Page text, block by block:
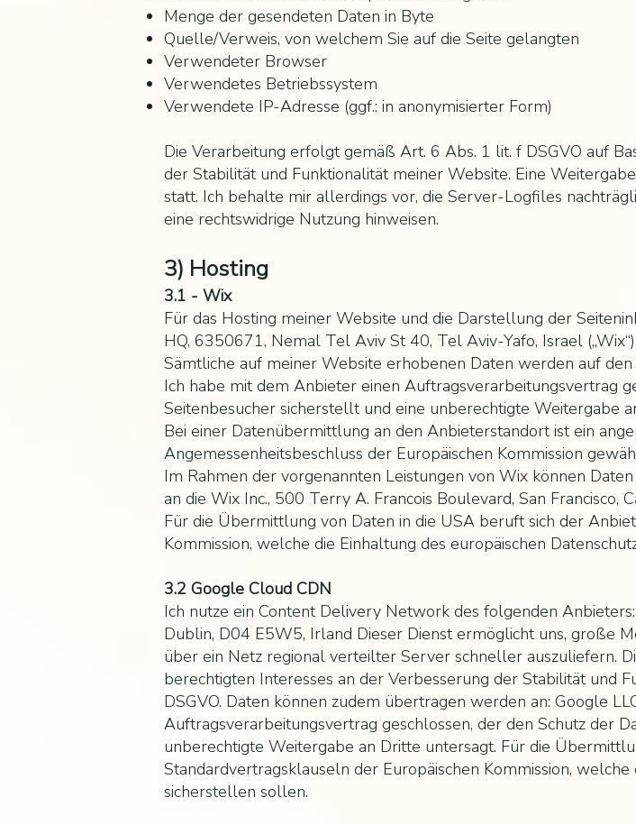
Menge der gesendeten Daten in Byte
Quelle/Verweis, von welchem Sie auf die Seite gelangten
Verwendeter Browser
Verwendetes Betriebssystem
Verwendete IP-Adresse (ggf.: in anonymisierter Form)
Die Verarbeitung erfolgt gemäß Art. 6 Abs. 1 lit. f DSGVO auf
der Stabilität und Funktionalität meiner Website. Eine
statt. Ich behalte mir allerdings vor, die Server-Logfiles
eine rechtswidrige Nutzung hinweisen.
3) Hosting
3.1 - Wix
Für das Hosting meiner Website und die Darstellung der
HQ, 6350671, Nemal Tel Aviv St 40, Tel Aviv-Yafo, Israel („Wix“)
Sämtliche auf meiner Website erhobenen Daten werden auf
Ich habe mit dem Anbieter einen Auftragsverarbeitungsvertrag
Seitenbesucher sicherstellt und eine unberechtigte Weitergabe
Bei einer Datenübermittlung an den Anbieterstandort ist ein
Angemessenheitsbeschluss der Europäischen Kommission
Im Rahmen der vorgenannten Leistungen von Wix können
an die Wix Inc., 500 Terry A. Francois Boulevard, San
Für die Übermittlung von Daten in die USA beruft sich der
Kommission, welche die Einhaltung des europäischen
3.2 Google Cloud CDN
Ich nutze ein Content Delivery Network des folgenden
Dublin, D04 E5W5, Irland Dieser Dienst ermöglicht uns, große
über ein Netz regional verteilter Server schneller auszuliefern.
berechtigten Interesses an der Verbesserung der Stabilität und
DSGVO. Daten können zudem übertragen werden an: Google
Auftragsverarbeitungsvertrag geschlossen, der den Schutz der
unberechtigte Weitergabe an Dritte untersagt. Für die
Standardvertragsklauseln der Europäischen Kommission,
sicherstellen sollen.